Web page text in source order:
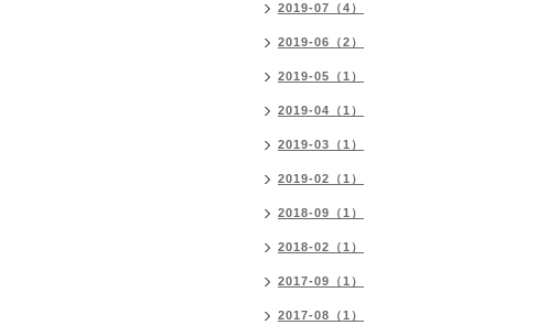
2019-07（4）
2019-06（2）
2019-05（1）
2019-04（1）
2019-03（1）
2019-02（1）
2018-09（1）
2018-02（1）
2017-09（1）
2017-08（1）